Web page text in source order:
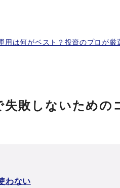
用は何がベスト？投資のプロが厳
失敗しないための
わない